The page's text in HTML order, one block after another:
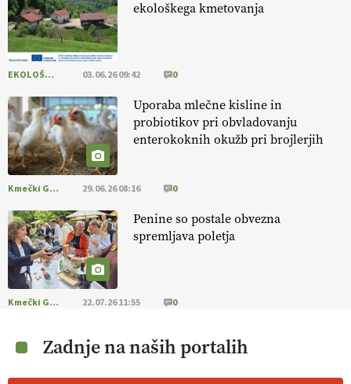
ekološkega kmetovanja
EKOLOŠKO LOGIČNO 03.06.26 09:42 0
Uporaba mlečne kisline in
probiotikov pri obvladovanju
enterokoknih okužb pri brojlerjih
Kmečki Glas 29.06.26 08:16 0
Penine so postale obvezna
spremljava poletja
Kmečki Glas 22.07.26 11:55 0
Zadnje na naših portalih